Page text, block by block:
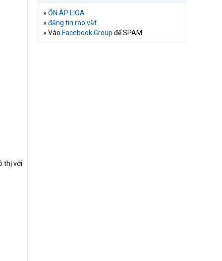
thị với
» ỔN ÁP LIOA
» đăng tin rao vặt
» Vào Facebook Group để SPAM